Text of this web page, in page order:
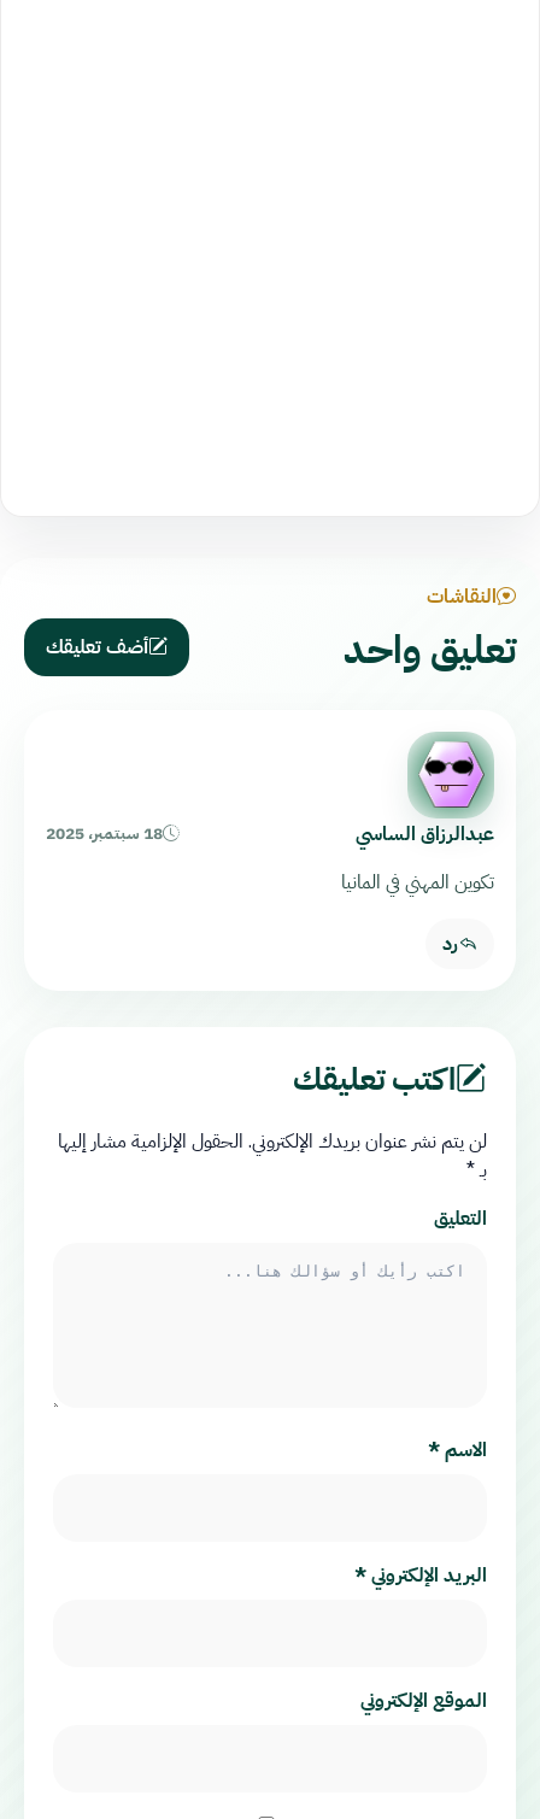
النقاشات
تعليق واحد أضف تعليقك
عبدالرزاق الساسي 18 سبتمبر، 2025
تكوين المهني في المانيا
رد
اكتب تعليقك
لن يتم نشر عنوان بريدك الإلكتروني. الحقول الإلزامية مشار إليها
بـ*
التعليق
الاسم*
البريد الإلكتروني*
الموقع الإلكتروني